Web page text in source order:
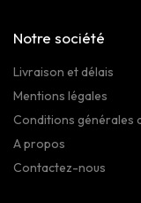
Notre société
Livraison et délais
Mentions légales
Conditions générales
A propos
Contactez-nous